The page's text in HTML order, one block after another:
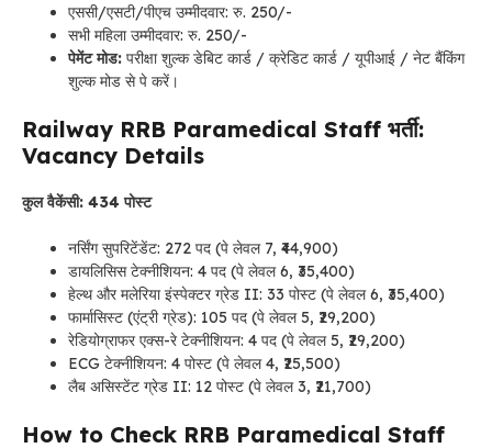
एससी/एसटी/पीएच उम्मीदवार: रु. 250/-
सभी महिला उम्मीदवार: रु. 250/-
पेमेंट मोड: परीक्षा शुल्क डेबिट कार्ड / क्रेडिट कार्ड / यूपीआई / नेट बैंकिंग
शुल्क मोड से पे करें।
Railway RRB Paramedical Staff भर्ती:
Vacancy Details
कुल वैकेंसी: 434 पोस्ट
नर्सिंग सुपरिटेंडेंट: 272 पद (पे लेवल 7, ₹44,900)
डायलिसिस टेक्नीशियन: 4 पद (पे लेवल 6, ₹35,400)
हेल्थ और मलेरिया इंस्पेक्टर ग्रेड II: 33 पोस्ट (पे लेवल 6, ₹35,400)
फार्मासिस्ट (एंट्री ग्रेड): 105 पद (पे लेवल 5, ₹29,200)
रेडियोग्राफर एक्स-रे टेक्नीशियन: 4 पद (पे लेवल 5, ₹29,200)
ECG टेक्नीशियन: 4 पोस्ट (पे लेवल 4, ₹25,500)
लैब असिस्टेंट ग्रेड II: 12 पोस्ट (पे लेवल 3, ₹21,700)
How to Check RRB Paramedical Staff